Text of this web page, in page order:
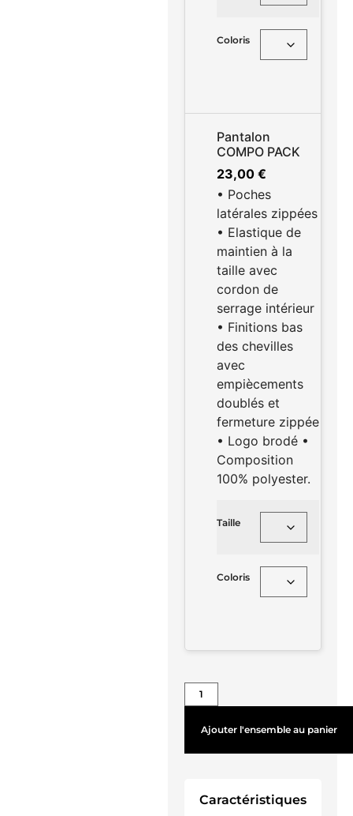
Coloris
Pantalon
COMPO PACK
23,00 €
• Poches
latérales zippées
• Elastique de
maintien à la
taille avec
cordon de
serrage intérieur
• Finitions bas
des chevilles
avec
empiècements
doublés et
fermeture zippée
• Logo brodé •
Composition
100% polyester.
Taille
Coloris
Ajouter l'ensemble au panier
Caractéristiques